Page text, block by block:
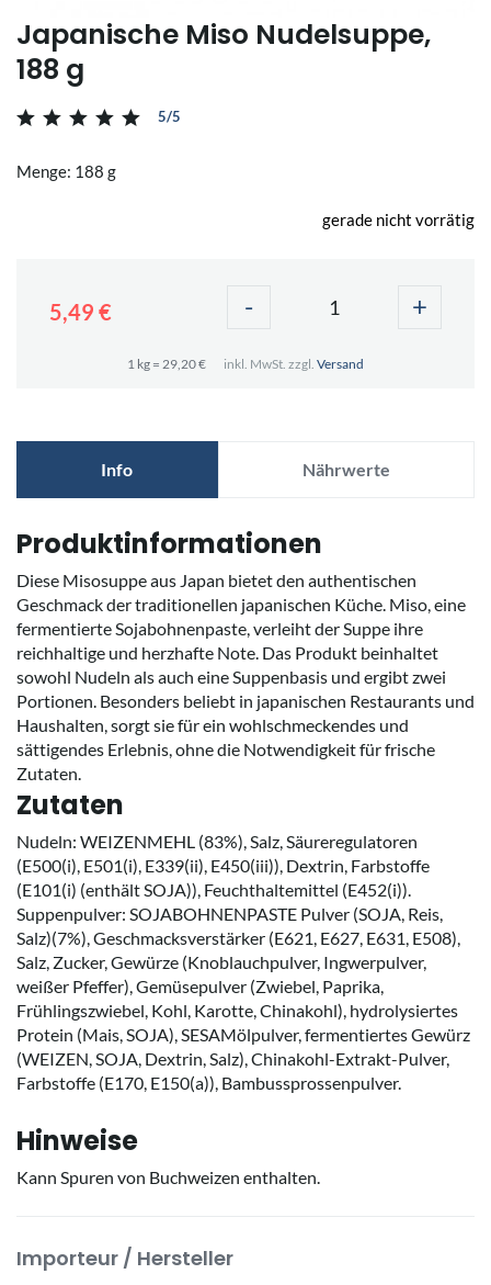
Japanische Miso Nudelsuppe,
188 g
5/5
Menge: 188 g
gerade nicht vorrätig
5,49 € - +
1 kg = 29,20 € inkl. MwSt. zzgl. Versand
Info Nährwerte
Produktinformationen
Diese Misosuppe aus Japan bietet den authentischen
Geschmack der traditionellen japanischen Küche. Miso, eine
fermentierte Sojabohnenpaste, verleiht der Suppe ihre
reichhaltige und herzhafte Note. Das Produkt beinhaltet
sowohl Nudeln als auch eine Suppenbasis und ergibt zwei
Portionen. Besonders beliebt in japanischen Restaurants und
Haushalten, sorgt sie für ein wohlschmeckendes und
sättigendes Erlebnis, ohne die Notwendigkeit für frische
Zutaten.
Zutaten
Nudeln: WEIZENMEHL (83%), Salz, Säureregulatoren
(E500(i), E501(i), E339(ii), E450(iii)), Dextrin, Farbstoffe
(E101(i) (enthält SOJA)), Feuchthaltemittel (E452(i)).
Suppenpulver: SOJABOHNENPASTE Pulver (SOJA, Reis,
Salz)(7%), Geschmacksverstärker (E621, E627, E631, E508),
Salz, Zucker, Gewürze (Knoblauchpulver, Ingwerpulver,
weißer Pfeffer), Gemüsepulver (Zwiebel, Paprika,
Frühlingszwiebel, Kohl, Karotte, Chinakohl), hydrolysiertes
Protein (Mais, SOJA), SESAMölpulver, fermentiertes Gewürz
(WEIZEN, SOJA, Dextrin, Salz), Chinakohl-Extrakt-Pulver,
Farbstoffe (E170, E150(a)), Bambussprossenpulver.
Hinweise
Kann Spuren von Buchweizen enthalten.
Importeur / Hersteller